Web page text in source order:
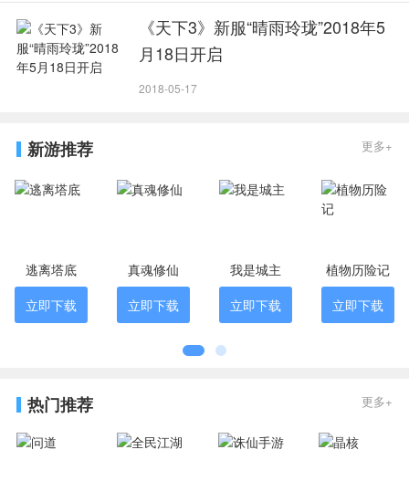
《天下3》新服“晴雨玲珑”2018年5
月18日开启
2018-05-17
新游推荐 更多+
逃离塔底
立即下载
真魂修仙
立即下载
我是城主
立即下载
植物历险记
立即下载
热门推荐 更多+